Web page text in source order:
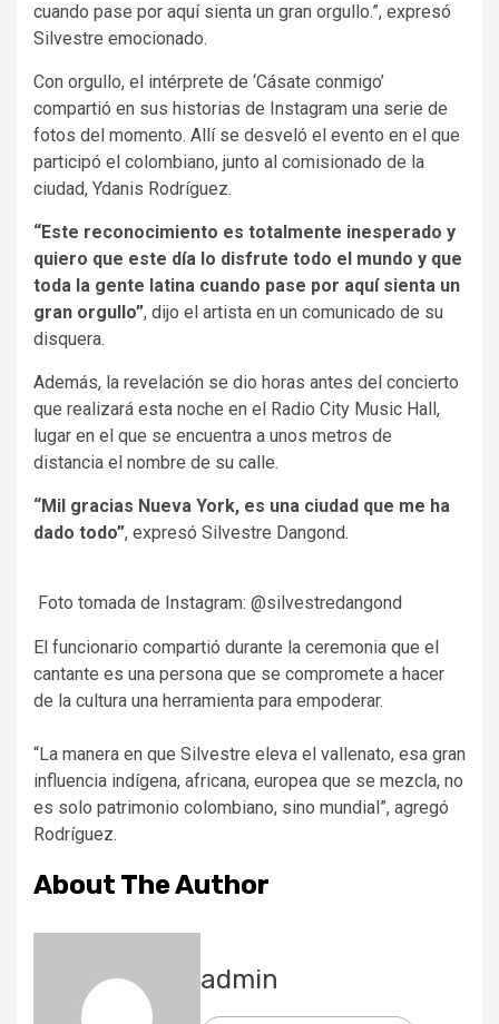
cuando pase por aquí sienta un gran orgullo.”, expresó
Silvestre emocionado.
Con orgullo, el intérprete de ‘Cásate conmigo’
compartió en sus historias de Instagram una serie de
fotos del momento. Allí se desveló el evento en el que
participó el colombiano, junto al comisionado de la
ciudad, Ydanis Rodríguez.
“Este reconocimiento es totalmente inesperado y
quiero que este día lo disfrute todo el mundo y que
toda la gente latina cuando pase por aquí sienta un
gran orgullo”, dijo el artista en un comunicado de su
disquera.
Además, la revelación se dio horas antes del concierto
que realizará esta noche en el Radio City Music Hall,
lugar en el que se encuentra a unos metros de
distancia el nombre de su calle.
“Mil gracias Nueva York, es una ciudad que me ha
dado todo”, expresó Silvestre Dangond.
Foto tomada de Instagram: @silvestredangond
El funcionario compartió durante la ceremonia que el
cantante es una persona que se compromete a hacer
de la cultura una herramienta para empoderar.
“La manera en que Silvestre eleva el vallenato, esa gran
influencia indígena, africana, europea que se mezcla, no
es solo patrimonio colombiano, sino mundial”, agregó
Rodríguez.
About The Author
admin